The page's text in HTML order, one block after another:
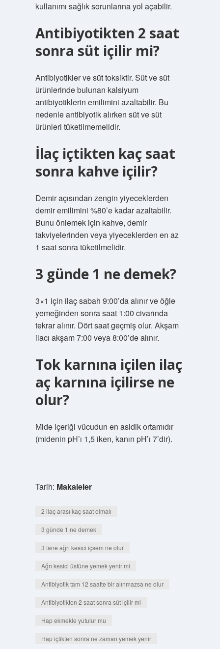
kullanımı sağlık sorunlarına yol açabilir.
Antibiyotikten 2 saat
sonra süt içilir mi?
Antibiyotikler ve süt toksiktir. Süt ve süt
ürünlerinde bulunan kalsiyum
antibiyotiklerin emilimini azaltabilir. Bu
nedenle antibiyotik alırken süt ve süt
ürünleri tüketilmemelidir.
İlaç içtikten kaç saat
sonra kahve içilir?
Demir açısından zengin yiyeceklerden
demir emilimini %80’e kadar azaltabilir.
Bunu önlemek için kahve, demir
takviyelerinden veya yiyeceklerden en az
1 saat sonra tüketilmelidir.
3 günde 1 ne demek?
3×1 için ilaç sabah 9:00’da alınır ve öğle
yemeğinden sonra saat 1:00 civarında
tekrar alınır. Dört saat geçmiş olur. Akşam
ilacı akşam 7:00 veya 8:00’de alınır.
Tok karnına içilen ilaç
aç karnına içilirse ne
olur?
Mide içeriği vücudun en asidik ortamıdır
(midenin pH’ı 1,5 iken, kanın pH’ı 7’dir).
Tarih: Makaleler
2 ilaç arası kaç saat olmalı
3 günde 1 ne demek
3 tane ağrı kesici içsem ne olur
Ağrı kesici üstüne yemek yenir mi
Antibiyotik tam 12 saatte bir alınmazsa ne olur
Antibiyotikten 2 saat sonra süt içilir mi
Hap ekmekle yutulur mu
Hap içtikten sonra ne zaman yemek yenir